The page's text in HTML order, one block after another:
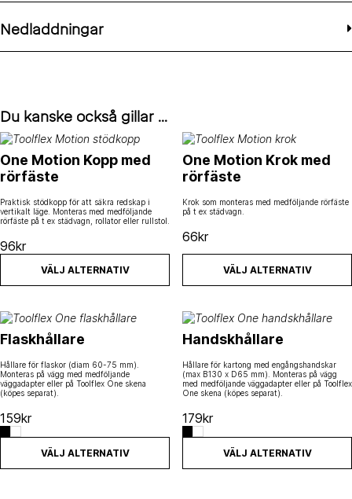
Nedladdningar
Du kanske också gillar …
One Motion Kopp med
rörfäste
Praktisk stödkopp för att säkra redskap i
vertikalt läge. Monteras med medföljande
rörfäste på t ex städvagn, rollator eller rullstol.
96kr
VÄLJ ALTERNATIV
Den här produkten har flera varianter. De olika alternativen kan
One Motion Krok med
rörfäste
Krok som monteras med medföljande rörfäste
på t ex städvagn.
66kr
VÄLJ ALTERNATIV
Den här produkten har flera
Flaskhållare
Hållare för flaskor (diam 60-75 mm).
Monteras på vägg med medföljande
väggadapter eller på Toolflex One skena
(köpes separat).
159kr
VÄLJ ALTERNATIV
Den här produkten har flera varianter. De olika alternativen kan
Handskhållare
Hållare för kartong med engångshandskar
(max B130 x D65 mm). Monteras på vägg
med medföljande väggadapter eller på Toolflex
One skena (köpes separat).
179kr
VÄLJ ALTERNATIV
Den här produkten har flera